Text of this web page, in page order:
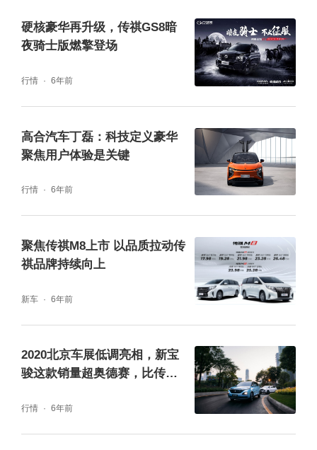
(传祺GM8第二排多功能头登舱座椅)
礼数,为驾乘者带来宾至如归的奢享体验。首
先,从配置的双侧电动滑移门就能够看出传祺G
M8对乘客的尊重,4种开启模式、大开口设计让
乘客上下车都更加方便。此外,传祺GM8还搭
载了功能更为全面的第二排头等舱座椅,该座椅
采用高级头层真皮打孔用料,宽大加厚设计,配
备舒适型的睡眠头枕、宽大的腿托以及独立固
定式宽大扶手,还有座椅通风、加热、按摩等功
硬核豪华再升级，传祺GS8暗
夜骑士版燃擎登场
行情 6年前
高合汽车丁磊：科技定义豪华
聚焦用户体验是关键
行情 6年前
聚焦传祺M8上市 以品质拉动传
祺品牌持续向上
新车 6年前
2020北京车展低调亮相，新宝
骏这款销量超奥德赛，比传祺
行情 6年前